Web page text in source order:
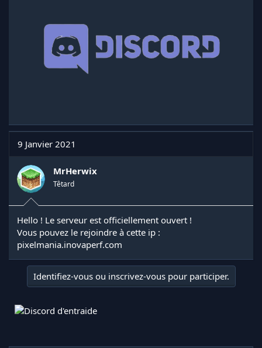
9 Janvier 2021
MrHerwix
Têtard
Hello ! Le serveur est officiellement ouvert !
Vous pouvez le rejoindre à cette ip :
pixelmania.inovaperf.com
Identifiez-vous ou inscrivez-vous pour participer.